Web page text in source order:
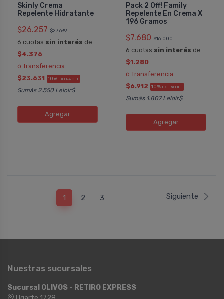
Skinly Crema
Repelente Hidratante
$26.257 $27.639
6 cuotas sin interés de
$4.376
ó Transferencia
$23.631 10% EXTRA OFF
Sumás 2.550 Leloir$
Agregar
Pack 2 Off! Family
Repelente En Crema X
196 Gramos
$7.680 $16.000
6 cuotas sin interés de
$1.280
ó Transferencia
$6.912 10% EXTRA OFF
Sumás 1.807 Leloir$
Agregar
1 2 3 Siguiente
Nuestras sucursales
Sucursal OLIVOS - RETIRO EXPRESS